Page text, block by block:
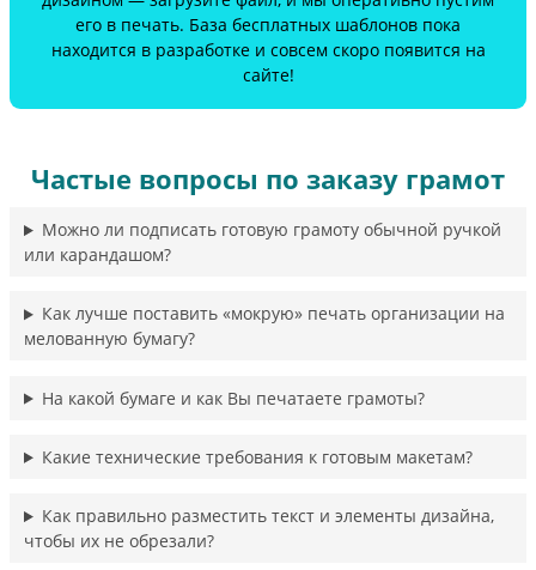
его в печать. База бесплатных шаблонов пока
находится в разработке и совсем скоро появится на
сайте!
Частые вопросы по заказу грамот
Можно ли подписать готовую грамоту обычной ручкой
или карандашом?
Как лучше поставить «мокрую» печать организации на
мелованную бумагу?
На какой бумаге и как Вы печатаете грамоты?
Какие технические требования к готовым макетам?
Как правильно разместить текст и элементы дизайна,
чтобы их не обрезали?